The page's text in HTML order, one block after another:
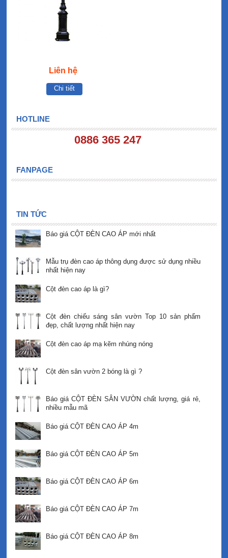
Liên hệ
Chi tiết
HOTLINE
0886 365 247
FANPAGE
TIN TỨC
Báo giá CỘT ĐÈN CAO ÁP mới nhất
Mẫu trụ đèn cao áp thông dụng được sử dụng nhiều
nhất hiện nay
Cột đèn cao áp là gì?
Cột đèn chiếu sáng sân vườn Top 10 sản phẩm
đẹp, chất lượng nhất hiện nay
Cột đèn cao áp mạ kẽm nhúng nóng
Cột đèn sân vườn 2 bóng là gì ?
Báo giá CỘT ĐÈN SÂN VƯỜN chất lượng, giá rẻ,
nhiều mẫu mã
Báo giá CỘT ĐÈN CAO ÁP 4m
Báo giá CỘT ĐÈN CAO ÁP 5m
Báo giá CỘT ĐÈN CAO ÁP 6m
Báo giá CỘT ĐÈN CAO ÁP 7m
Báo giá CỘT ĐÈN CAO ÁP 8m